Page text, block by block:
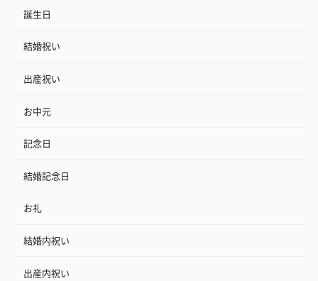
誕生日
結婚祝い
出産祝い
お中元
記念日
結婚記念日
お礼
結婚内祝い
出産内祝い